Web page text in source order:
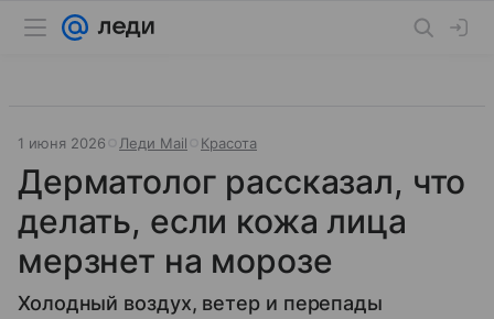
1 июня 2026 Леди Mail Красота
Дерматолог рассказал, что
делать, если кожа лица
мерзнет на морозе
Холодный воздух, ветер и перепады